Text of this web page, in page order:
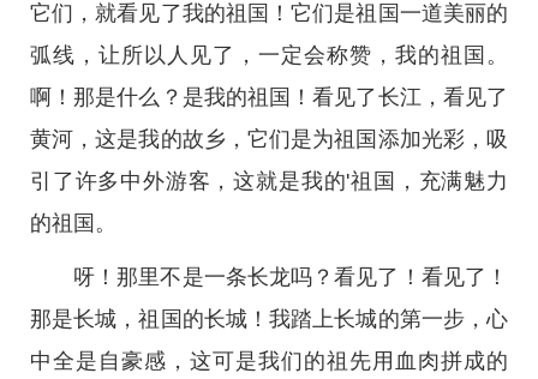
它们，就看见了我的祖国！它们是祖国一道美丽的
弧线，让所以人见了，一定会称赞，我的祖国。
啊！那是什么？是我的祖国！看见了长江，看见了
黄河，这是我的故乡，它们是为祖国添加光彩，吸
引了许多中外游客，这就是我的'祖国，充满魅力
的祖国。
呀！那里不是一条长龙吗？看见了！看见了！
那是长城，祖国的长城！我踏上长城的第一步，心
中全是自豪感，这可是我们的祖先用血肉拼成的